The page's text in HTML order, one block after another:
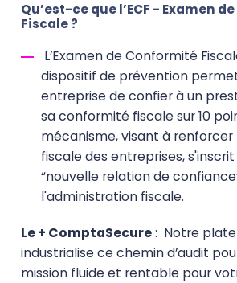
Qu’est-ce que l’ECF - Examen
Fiscale ?
L’Examen de Conformité
dispositif de prévention
entreprise de confier à un
sa conformité fiscale sur 10
mécanisme, visant à
fiscale des entreprises,
“nouvelle relation de
l'administration fiscale.
Le + ComptaSecure: Notre
industrialise ce chemin d’audit
mission fluide et rentable pour